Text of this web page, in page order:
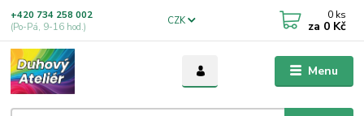
Menu
CZK
+420 734 258 002
(Po-Pá, 9-16 hod.)
0 ks
za 0 Kč